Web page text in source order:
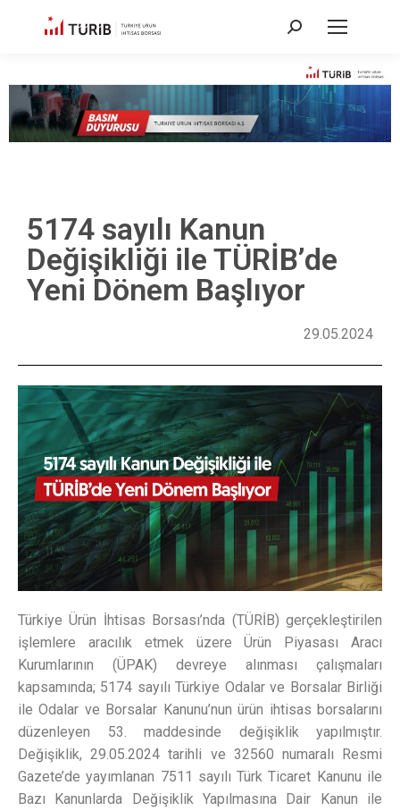
5174 sayılı Kanun
Değişikliği ile TÜRİB’de
Yeni Dönem Başlıyor
29.05.2024
Türkiye Ürün İhtisas Borsası’nda (TÜRİB) gerçekleştirilen
işlemlere aracılık etmek üzere Ürün Piyasası Aracı
Kurumlarının (ÜPAK) devreye alınması çalışmaları
kapsamında; 5174 sayılı Türkiye Odalar ve Borsalar Birliği
ile Odalar ve Borsalar Kanunu’nun ürün ihtisas borsalarını
düzenleyen 53. maddesinde değişiklik yapılmıştır.
Değişiklik, 29.05.2024 tarihli ve 32560 numaralı Resmi
Gazete’de yayımlanan 7511 sayılı Türk Ticaret Kanunu ile
Bazı Kanunlarda Değişiklik Yapılmasına Dair Kanun ile